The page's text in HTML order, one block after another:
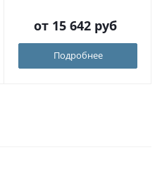
от 15 642 руб
Подробнее